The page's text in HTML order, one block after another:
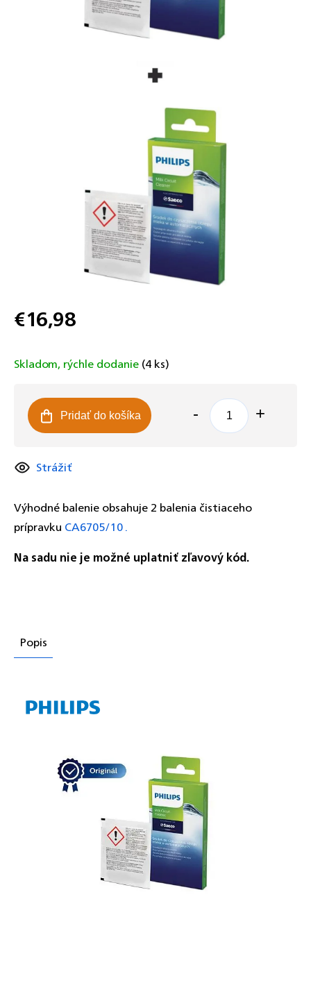
€16,98
cena:
Skladom, rýchle dodanie(4 ks)
Pridať do košíka
Výhodné balenie obsahuje 2 balenia čistiaceho
prípravku CA6705/10 .
Na sadu nie je možné uplatniť zľavový kód.
Strážiť
Popis